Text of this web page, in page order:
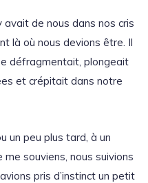
avait de nous dans nos cris
là où nous devions être. Il
défragmentait, plongeait
et crépitait dans notre
un peu plus tard, à un
souviens, nous suivions
pris d’instinct un petit